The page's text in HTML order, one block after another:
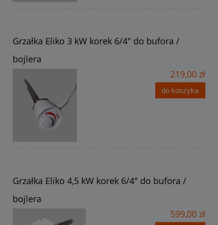
Grzałka Eliko 3 kW korek 6/4" do bufora /
bojlera
219,00 zł
do koszyka
Grzałka Eliko 4,5 kW korek 6/4" do bufora /
bojlera
599,00 zł